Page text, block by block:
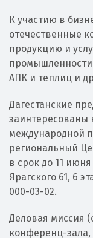
К участию в
отечественные
продукцию и
АПК и теплиц и
Дагестанские
заинтересованы
международной
региональный
в срок до 11
Ярагского 61, 6
000-03-02.
Деловая миссия
конференц-